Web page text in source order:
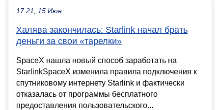
17:21, 15 Июн
Халява закончилась: Starlink начал брать
деньги за свои «тарелки»
SpaceX нашла новый способ заработать на
StarlinkSpaceX изменила правила подключения к
спутниковому интернету Starlink и фактически
отказалась от программы бесплатного
предоставления пользовательского...